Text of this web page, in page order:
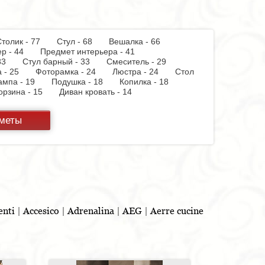
- 77 Стул - 68
Вешалка - 66
- 44
Предмет интерьера - 41
33 Стул барный - 33
Смеситель - 29
- 25 Фоторамка - 24 Люстра - 24
Стол
- 19 Подушка - 18
Копилка - 18
- 15
Диван кровать - 14
- 10Скамья - 10
мойка - 8
- 8Тумба для обуви - 7
- 6Лоток - 5
Посудомоечная
- 1Игрушка - 1Бутылочница - 1
для обуви - 1
- 1
| Accesico | Adrenalina | AEG| Aerre cucine